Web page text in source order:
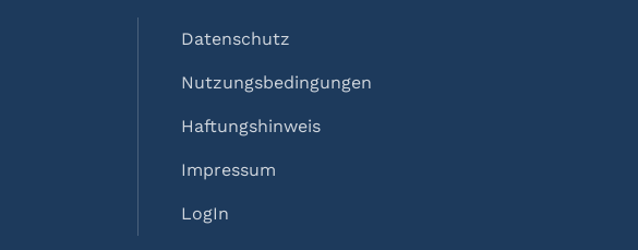
Datenschutz
Nutzungsbedingungen
Haftungshinweis
Impressum
LogIn